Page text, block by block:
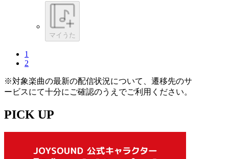
マイうた
1
2
※対象楽曲の最新の配信状況について、遷移先のサ
ービスにて十分にご確認のうえでご利用ください。
PICK UP